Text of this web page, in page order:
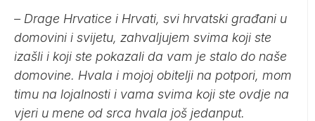
– Drage Hrvatice i Hrvati, svi hrvatski građani u
domovini i svijetu, zahvaljujem svima koji ste
izašli i koji ste pokazali da vam je stalo do naše
domovine. Hvala i mojoj obitelji na potpori, mom
timu na lojalnosti i vama svima koji ste ovdje na
vjeri u mene od srca hvala još jedanput.